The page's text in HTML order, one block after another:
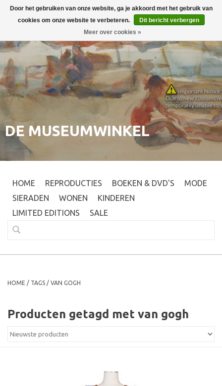
Inloggen 0
DE MUSEUMWINKEL
HOME REPRODUCTIES BOEKEN & DVD'S
MODE
SIERADEN
WONEN
KINDEREN
LIMITED EDITIONS
SALE
HOME / TAGS / VAN GOGH
Producten getagd met van gogh
Door het gebruiken van onze website, ga je akkoord met het gebruik van
cookies om onze website te verbeteren.
Dit bericht verbergen
Meer over cookies »